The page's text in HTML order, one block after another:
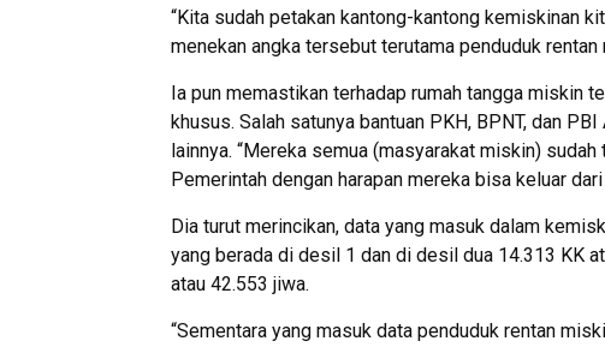
“Kita sudah petakan kantong-kantong kemiskinan
menekan angka tersebut terutama penduduk rentan
Ia pun memastikan terhadap rumah tangga miskin
khusus. Salah satunya bantuan PKH, BPNT, dan
lainnya. “Mereka semua (masyarakat miskin)
Pemerintah dengan harapan mereka bisa keluar
Dia turut merincikan, data yang masuk dalam
yang berada di desil 1 dan di desil dua 14.313 KK
atau 42.553 jiwa.
“Sementara yang masuk data penduduk rentan